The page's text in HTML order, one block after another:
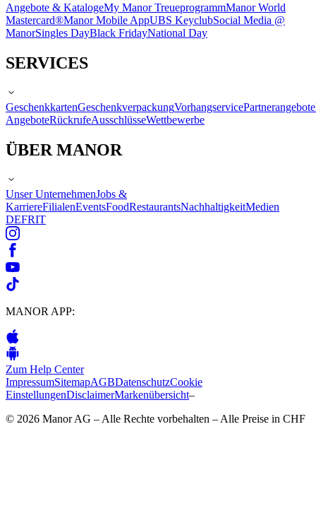
Angebote & KatalogeMy Manor TreueprogrammManor World
Mastercard®Manor Mobile AppUBS KeyclubSocial Media @
ManorSingles DayBlack FridayNational Day
SERVICES
GeschenkkartenGeschenkverpackungVorhangservicePartnerangebote
AngeboteRückrufeAusschlüsseWettbewerbe
ÜBER MANOR
Unser UnternehmenJobs &
KarriereFilialenEventsFoodRestaurantsNachhaltigkeitMedien
DEFRIT
MANOR APP:
Zum Help Center
ImpressumSitemapAGBDatenschutzCookie
EinstellungenDisclaimerMarkenübersicht–
© 2026 Manor AG – Alle Rechte vorbehalten – Alle Preise in CHF